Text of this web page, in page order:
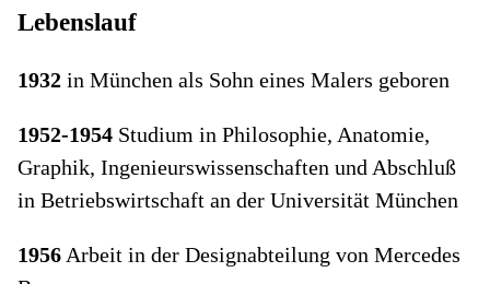
Lebenslauf
1932 in München als Sohn eines Malers geboren
1952-1954 Studium in Philosophie, Anatomie,
Graphik, Ingenieurswissenschaften und Abschluß
in Betriebswirtschaft an der Universität München
1956 Arbeit in der Designabteilung von Mercedes